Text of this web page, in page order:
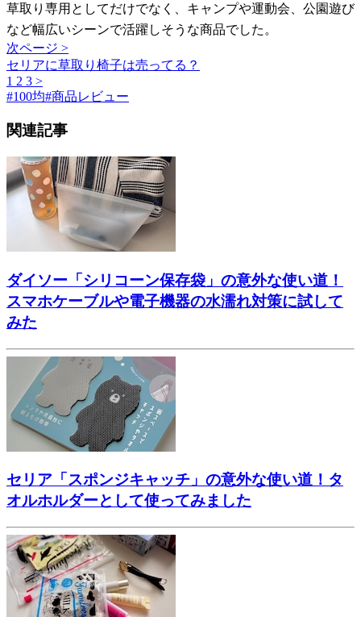
草取り専用としてだけでなく、キャンプや運動会、公園遊び
など幅広いシーンで活躍しそうな商品でした。
次ページ >
セリアに草取り椅子は売ってる？
1 2 3 >
#100均#商品レビュー
関連記事
ダイソー「シリコーン保存袋」の意外な使い道！
スマホケーブルや電子機器の水濡れ対策に試して
みた
セリア「スポンジキャッチ」の意外な使い道！タ
オルホルダーとして使ってみました